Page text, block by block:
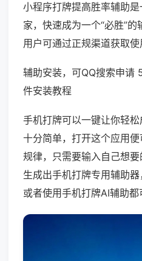
小程序打牌提高胜率辅助
家，快速成为一个“必胜”
用户可通过正规渠道获取使
辅助安装，可QQ搜索申
件安装教程
手机打牌可以一键让你轻
十分简单，打开这个应用
规律，只需要输入自己想
生成出手机打牌专用辅助
或者使用手机打牌AI辅助都